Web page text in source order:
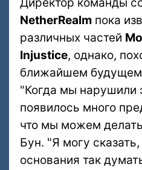
Директор команды
NetherRealm пока
различных частей
Injustice, однако,
ближайшем будущем
"Когда мы нарушили
появилось много
что мы можем
Бун. "Я могу
основания так